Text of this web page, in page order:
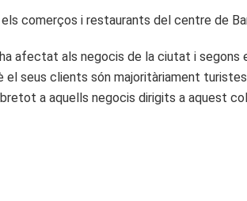
comerços i restaurants del centre de
afectat als negocis de la ciutat i
el seus clients són majoritàriament
a aquells negocis dirigits a aquest